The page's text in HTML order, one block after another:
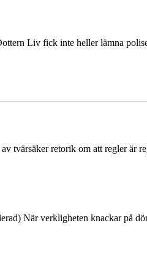
Liv fick inte heller lämna
retorik om att regler är
När verkligheten knackar på